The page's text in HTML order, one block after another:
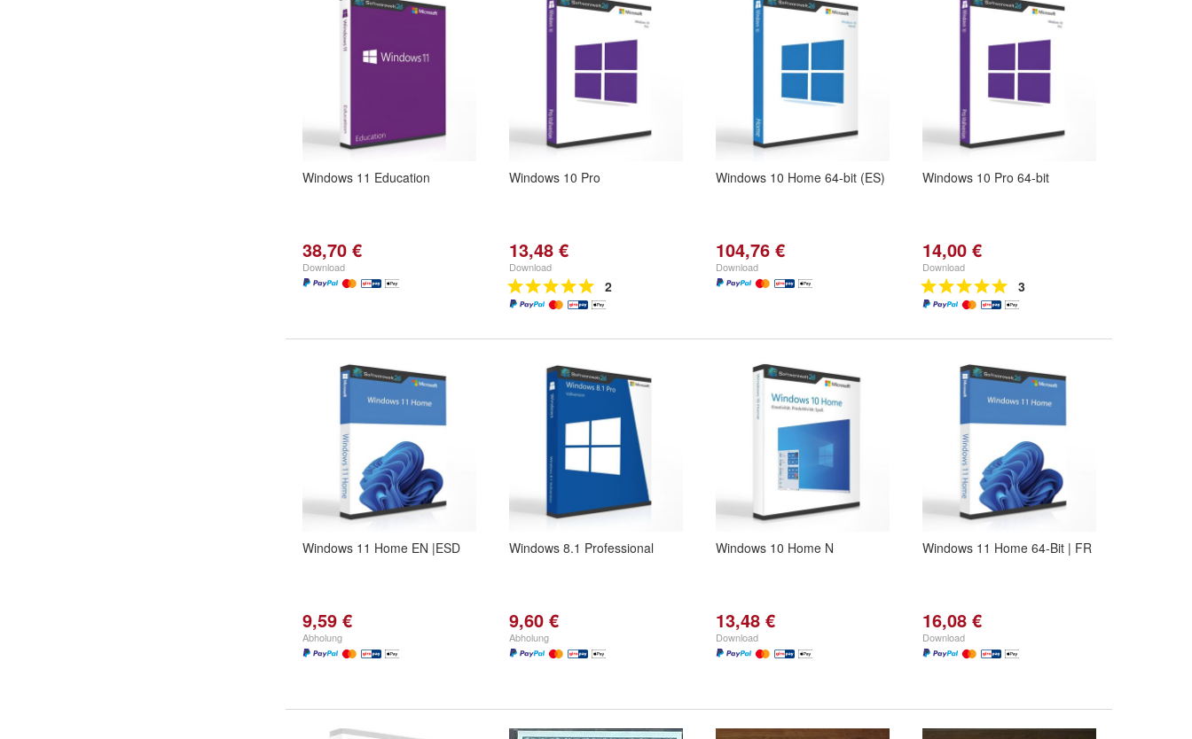
Windows 11 Education
38,70 €
Download
Windows 10 Pro
13,48 €
Download
2
Windows 10 Home 64-bit (ES)
104,76 €
Download
Windows 10 Pro 64-bit
14,00 €
Download
3
Windows 11 Home EN |ESD
9,59 €
Abholung
Windows 8.1 Professional
9,60 €
Abholung
Windows 10 Home N
13,48 €
Download
Windows 11 Home 64-Bit | FR
16,08 €
Download